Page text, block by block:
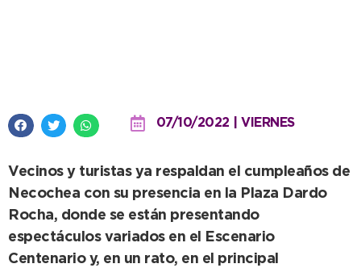
07/10/2022 | VIERNES
Vecinos y turistas ya respaldan el cumpleaños de
Necochea con su presencia en la Plaza Dardo
Rocha, donde se están presentando
espectáculos variados en el Escenario
Centenario y, en un rato, en el principal